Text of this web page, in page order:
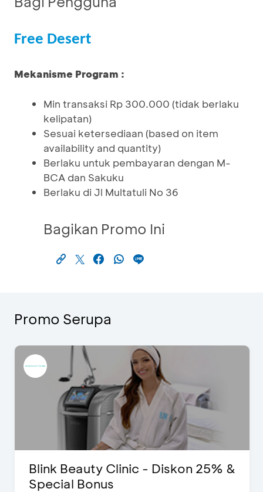
Free Desert
Mekanisme Program :
Min transaksi Rp 300.000 (tidak berlaku
kelipatan)
Sesuai ketersediaan (based on item
availability and quantity)
Berlaku untuk pembayaran dengan M-
BCA dan Sakuku
Berlaku di Jl Multatuli No 36
Bagikan Promo Ini
Promo Serupa
Blink Beauty Clinic - Diskon 25% &
Special Bonus